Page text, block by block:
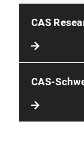
CAS
CAS-